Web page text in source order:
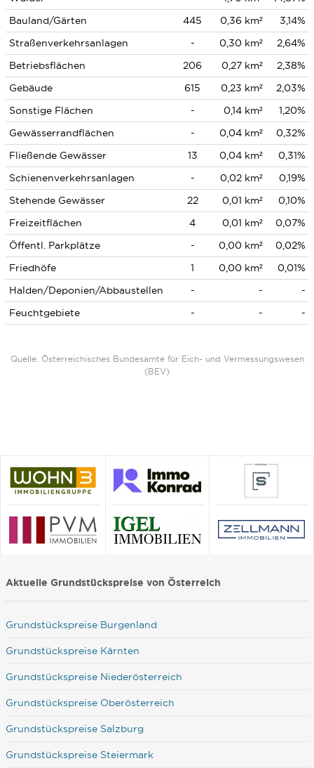
Bauland/Gärten
445 0,36 km²
3,14%
Straßenverkehrsanlagen
- 0,30 km²
2,64%
Betriebsflächen
206 0,27 km²
2,38%
Gebäude
615 0,23 km²
2,03%
Sonstige Flächen
- 0,14 km²
1,20%
Gewässerrandflächen
- 0,04 km²
0,32%
Fließende Gewässer
13 0,04 km²
0,31%
Schienenverkehrsanlagen
- 0,02 km²
0,19%
Stehende Gewässer
22 0,01 km²
0,10%
Freizeitflächen
4 0,01 km²
0,07%
Öffentl. Parkplätze
- 0,00 km²
0,02%
Friedhöfe
1 0,00 km²
0,01%
Halden/Deponien/Abbaustellen
- -
-
Feuchtgebiete
- - -
Quelle: Österreichisches Bundesamte für Eich- und Vermessungswesen
(BEV)
Aktuelle Grundstückspreise von Österreich
Grundstückspreise Burgenland
Grundstückspreise Kärnten
Grundstückspreise Niederösterreich
Grundstückspreise Oberösterreich
Grundstückspreise Salzburg
Grundstückspreise Steiermark